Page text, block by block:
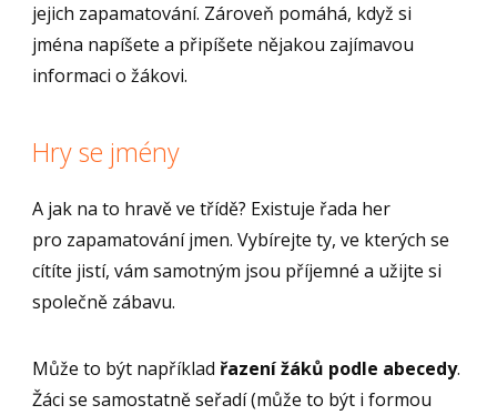
jejich zapamatování. Zároveň pomáhá, když si
jména napíšete a připíšete nějakou zajímavou
informaci o žákovi.
Hry se jmény
A jak na to hravě ve třídě? Existuje řada her
pro zapamatování jmen. Vybírejte ty, ve kterých se
cítíte jistí, vám samotným jsou příjemné a užijte si
společně zábavu.
Může to být například řazení žáků podle abecedy.
Žáci se samostatně seřadí (může to být i formou